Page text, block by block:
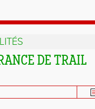
DE TRAIL